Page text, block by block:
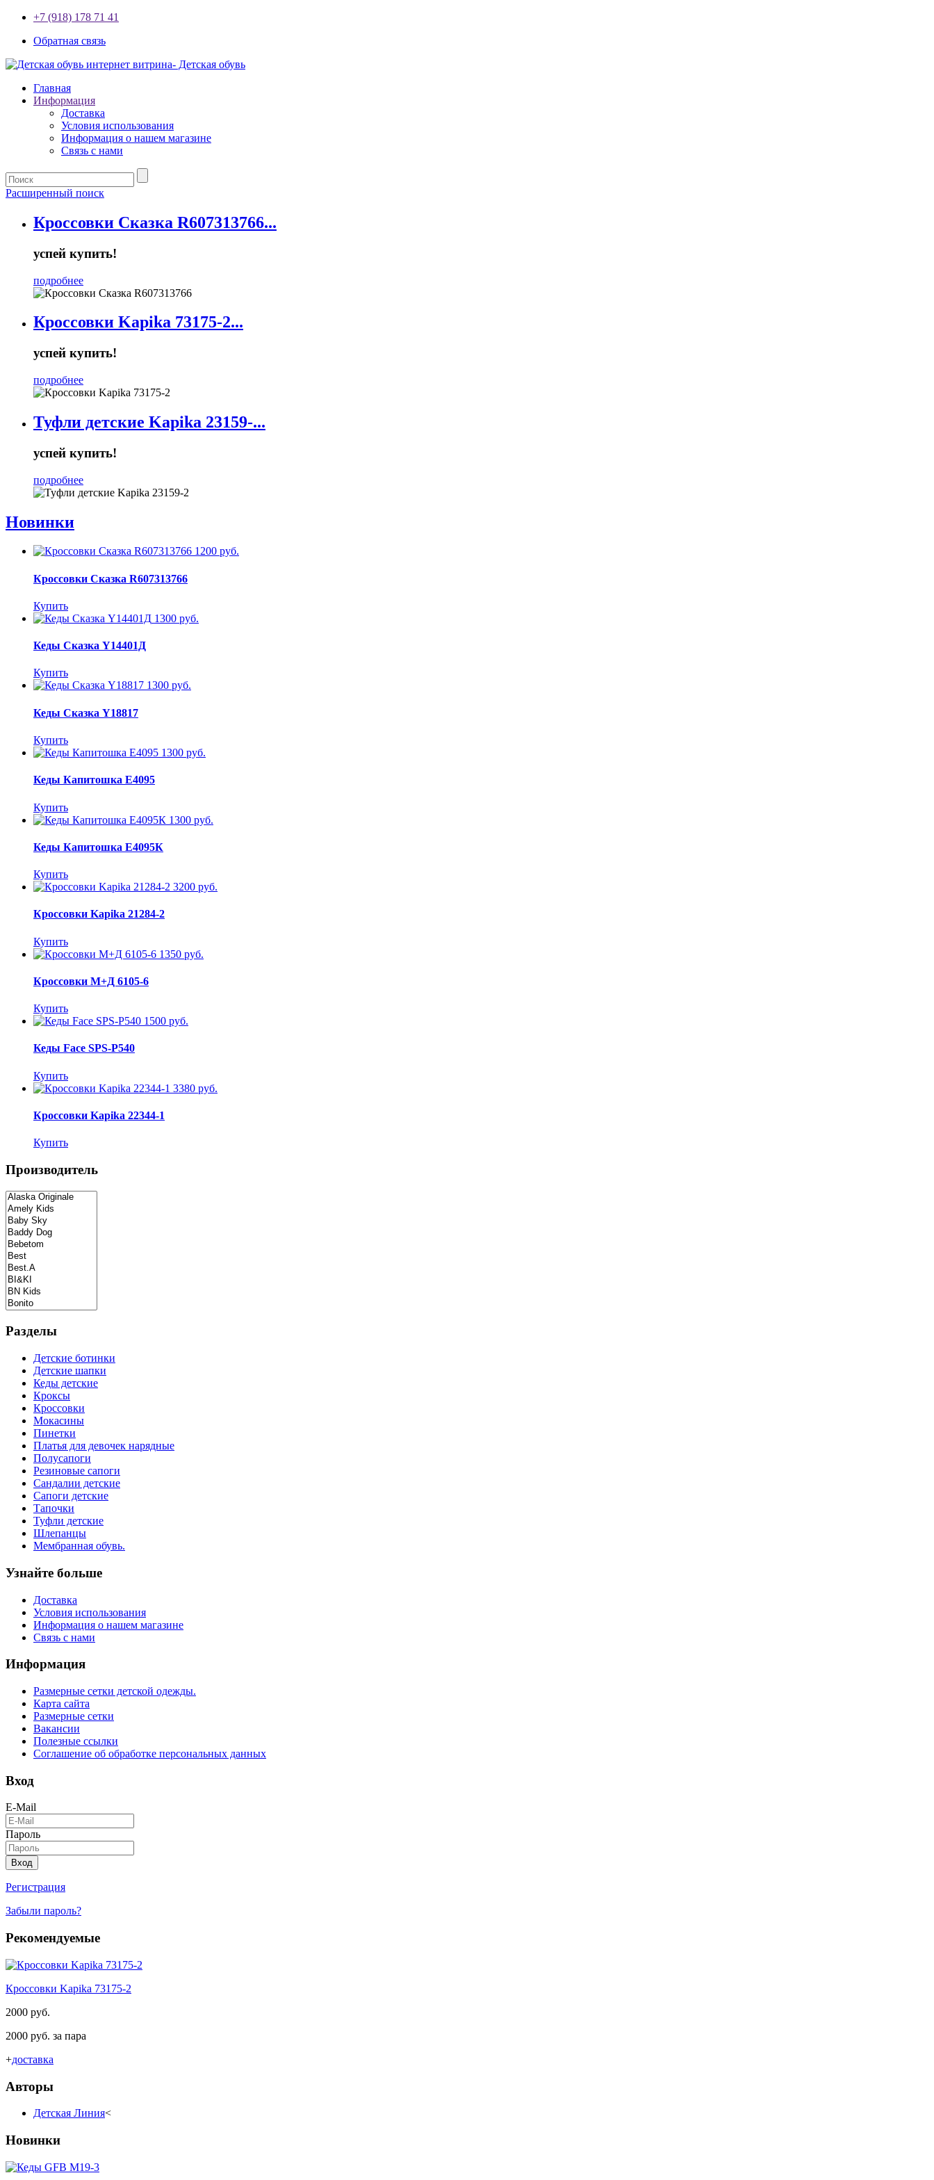
+7 (918) 178 71 41
Обратная связь
Главная
Информация
Доставка
Условия использования
Информация о нашем магазине
Связь с нами
Расширенный поиск
Кроссовки Сказка R607313766...
успей купить!
подробнее
Кроссовки Kapika 73175-2...
успей купить!
подробнее
Туфли детские Kapika 23159-...
успей купить!
подробнее
Новинки
1200 руб.
Кроссовки Сказка R607313766
Купить
1300 руб.
Кеды Сказка Y14401Д
Купить
1300 руб.
Кеды Сказка Y18817
Купить
1300 руб.
Кеды Капитошка E4095
Купить
1300 руб.
Кеды Капитошка E4095К
Купить
3200 руб.
Кроссовки Kapika 21284-2
Купить
1350 руб.
Кроссовки М+Д 6105-6
Купить
1500 руб.
Кеды Face SPS-P540
Купить
3380 руб.
Кроссовки Kapika 22344-1
Купить
Производитель
Разделы
Детские ботинки
Детские шапки
Кеды детские
Кроксы
Кроссовки
Мокасины
Пинетки
Платья для девочек нарядные
Полусапоги
Резиновые сапоги
Сандалии детские
Сапоги детские
Тапочки
Туфли детские
Шлепанцы
Мембранная обувь.
Узнайте больше
Доставка
Условия использования
Информация о нашем магазине
Связь с нами
Информация
Размерные сетки детской одежды.
Карта сайта
Размерные сетки
Вакансии
Полезные ссылки
Соглашение об обработке персональных данных
Вход
E-Mail
Пароль
Вход
Регистрация
Забыли пароль?
Рекомендуемые
Кроссовки Kapika 73175-2
2000 руб.
2000 руб. за пара
+доставка
Авторы
Детская Линия<
Новинки